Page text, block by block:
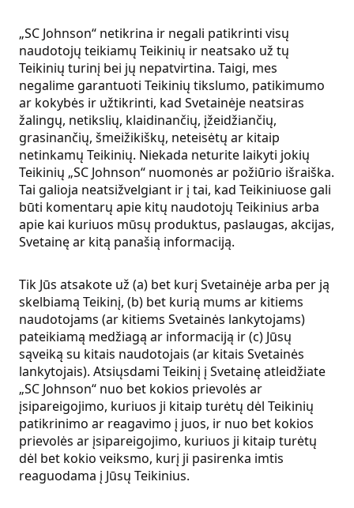
„SC Johnson“ netikrina ir negali patikrinti visų
naudotojų teikiamų Teikinių ir neatsako už tų
Teikinių turinį bei jų nepatvirtina. Taigi, mes
negalime garantuoti Teikinių tikslumo, patikimumo
ar kokybės ir užtikrinti, kad Svetainėje neatsiras
žalingų, netikslių, klaidinančių, įžeidžiančių,
grasinančių, šmeižikiškų, neteisėtų ar kitaip
netinkamų Teikinių. Niekada neturite laikyti jokių
Teikinių „SC Johnson“ nuomonės ar požiūrio išraiška.
Tai galioja neatsižvelgiant ir į tai, kad Teikiniuose gali
būti komentarų apie kitų naudotojų Teikinius arba
apie kai kuriuos mūsų produktus, paslaugas, akcijas,
Svetainę ar kitą panašią informaciją.
Tik Jūs atsakote už (a) bet kurį Svetainėje arba per ją
skelbiamą Teikinį, (b) bet kurią mums ar kitiems
naudotojams (ar kitiems Svetainės lankytojams)
pateikiamą medžiagą ar informaciją ir (c) Jūsų
sąveiką su kitais naudotojais (ar kitais Svetainės
lankytojais). Atsiųsdami Teikinį į Svetainę atleidžiate
„SC Johnson“ nuo bet kokios prievolės ar
įsipareigojimo, kuriuos ji kitaip turėtų dėl Teikinių
patikrinimo ar reagavimo į juos, ir nuo bet kokios
prievolės ar įsipareigojimo, kuriuos ji kitaip turėtų
dėl bet kokio veiksmo, kurį ji pasirenka imtis
reaguodama į Jūsų Teikinius.